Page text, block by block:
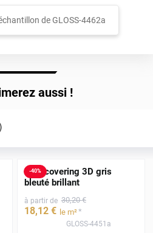
de GLOSS-4462a
aussi !
-40%
Film covering 3D gris
bleuté brillant
à partir de 30,20 €
18,12 € le m²*
GLOSS-4451a